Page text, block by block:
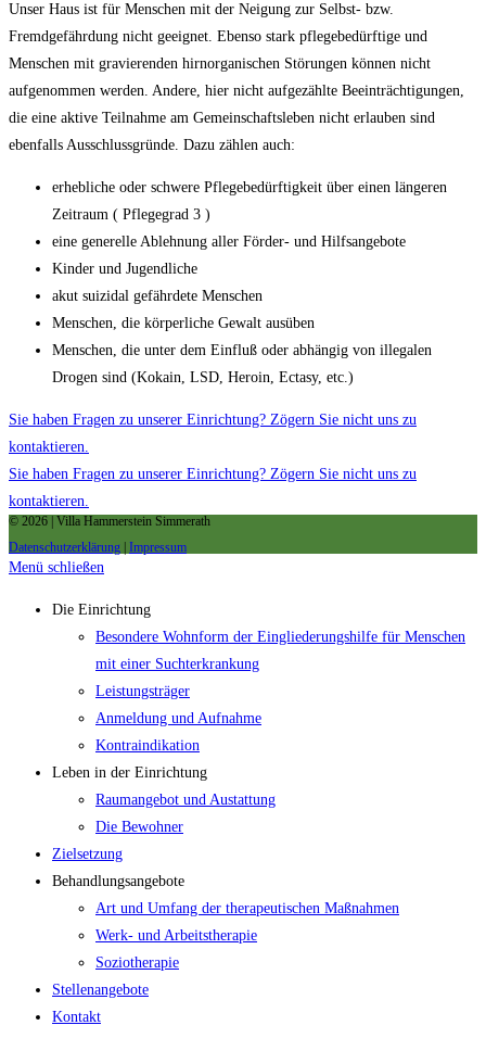
Unser Haus ist für Menschen mit der Neigung zur Selbst- bzw.
Fremdgefährdung nicht geeignet. Ebenso stark pflegebedürftige und
Menschen mit gravierenden hirnorganischen Störungen können nicht
aufgenommen werden. Andere, hier nicht aufgezählte Beeinträchtigungen,
die eine aktive Teilnahme am Gemeinschaftsleben nicht erlauben sind
ebenfalls Ausschlussgründe. Dazu zählen auch:
erhebliche oder schwere Pflegebedürftigkeit über einen längeren
Zeitraum ( Pflegegrad 3 )
eine generelle Ablehnung aller Förder- und Hilfsangebote
Kinder und Jugendliche
akut suizidal gefährdete Menschen
Menschen, die körperliche Gewalt ausüben
Menschen, die unter dem Einfluß oder abhängig von illegalen
Drogen sind (Kokain, LSD, Heroin, Ectasy, etc.)
Sie haben Fragen zu unserer Einrichtung? Zögern Sie nicht uns zu
kontaktieren.
Sie haben Fragen zu unserer Einrichtung? Zögern Sie nicht uns zu
kontaktieren.
© 2026 | Villa Hammerstein Simmerath
Datenschutzerklärung Impressum
Menü schließen
Die Einrichtung
Besondere Wohnform der Eingliederungshilfe für Menschen
mit einer Suchterkrankung
Leistungsträger
Anmeldung und Aufnahme
Kontraindikation
Leben in der Einrichtung
Raumangebot und Austattung
Die Bewohner
Zielsetzung
Behandlungsangebote
Art und Umfang der therapeutischen Maßnahmen
Werk- und Arbeitstherapie
Soziotherapie
Stellenangebote
Kontakt